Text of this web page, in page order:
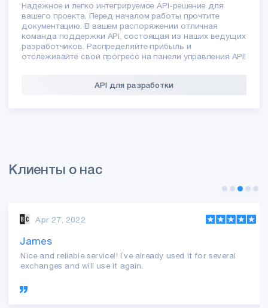
Надежное и легко интегрируемое API-решение для
вашего проекта. Перед началом работы прочтите
документацию. В вашем распоряжении отличная
команда поддержки API, состоящая из наших ведущих
разработчиков. Распределяйте прибыль и
отслеживайте свой прогресс на панели управления API!
API для разработки
Клиенты о нас
Apr 27, 2022
James
Nice and reliable service!! I`ve already used it for several
exchanges and will use it again.